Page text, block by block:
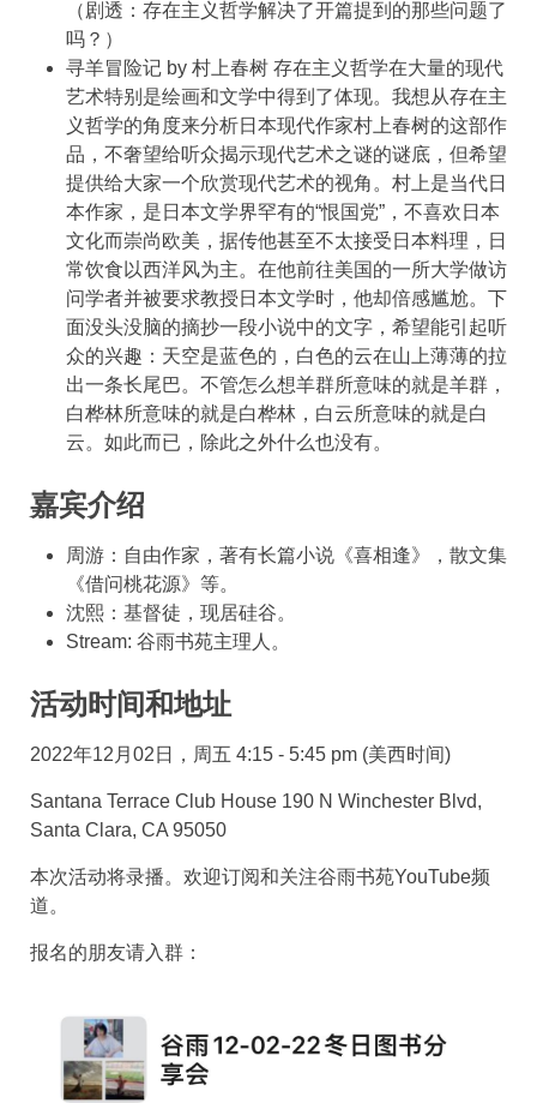
（剧透：存在主义哲学解决了开篇提到的那些问题了
吗？）
寻羊冒险记 by 村上春树 存在主义哲学在大量的现代
艺术特别是绘画和文学中得到了体现。我想从存在主
义哲学的角度来分析日本现代作家村上春树的这部作
品，不奢望给听众揭示现代艺术之谜的谜底，但希望
提供给大家一个欣赏现代艺术的视角。村上是当代日
本作家，是日本文学界罕有的“恨国党”，不喜欢日本
文化而崇尚欧美，据传他甚至不太接受日本料理，日
常饮食以西洋风为主。在他前往美国的一所大学做访
问学者并被要求教授日本文学时，他却倍感尴尬。下
面没头没脑的摘抄一段小说中的文字，希望能引起听
众的兴趣：天空是蓝色的，白色的云在山上薄薄的拉
出一条长尾巴。不管怎么想羊群所意味的就是羊群，
白桦林所意味的就是白桦林，白云所意味的就是白
云。如此而已，除此之外什么也没有。
嘉宾介绍
周游：自由作家，著有长篇小说《喜相逢》，散文集
《借问桃花源》等。
沈熙：基督徒，现居硅谷。
Stream: 谷雨书苑主理人。
活动时间和地址
2022年12月02日，周五 4:15 - 5:45 pm (美西时间)
Santana Terrace Club House 190 N Winchester Blvd,
Santa Clara, CA 95050
本次活动将录播。欢迎订阅和关注谷雨书苑YouTube频
道。
报名的朋友请入群：